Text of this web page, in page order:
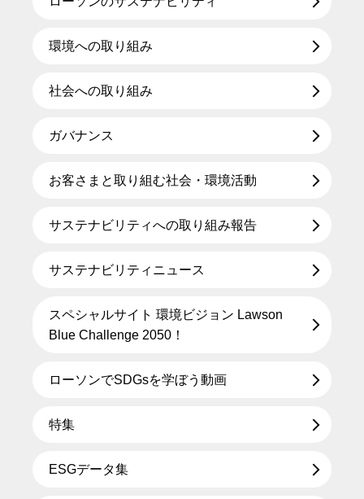
環境への取り組み
社会への取り組み
ガバナンス
お客さまと取り組む社会・環境活動
サステナビリティへの取り組み報告
サステナビリティニュース
スペシャルサイト 環境ビジョン Lawson
Blue Challenge 2050！
ローソンでSDGsを学ぼう動画
特集
ESGデータ集